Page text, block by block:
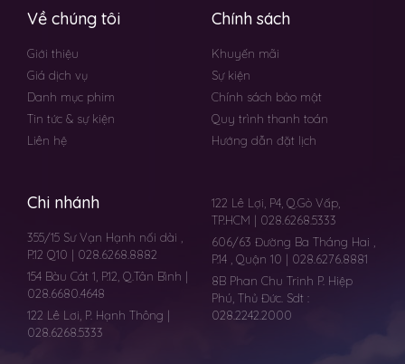
Về chúng tôi
Giới thiệu
Giá dịch vụ
Danh mục phim
Tin tức & sự kiện
Liên hệ
Chính sách
Khuyến mãi
Sự kiện
Chính sách bảo mật
Quy trình thanh toán
Hướng dẫn đặt lịch
Chi nhánh
355/15 Sư Vạn Hạnh nối dài ,
P.12 Q10 | 028.6268.8882
154 Bàu Cát 1, P.12, Q.Tân Bình |
028.6680.4648
122 Lê Lơi, P. Hạnh Thông |
028.6268.5333
122 Lê Lợi, P4, Q.Gò Vấp,
TP.HCM | 028.6268.5333
606/63 Đường Ba Tháng Hai ,
P.14 , Quận 10 | 028.6276.8881
8B Phan Chu Trinh P. Hiệp
Phú, Thủ Đức. Sdt :
028.2242.2000